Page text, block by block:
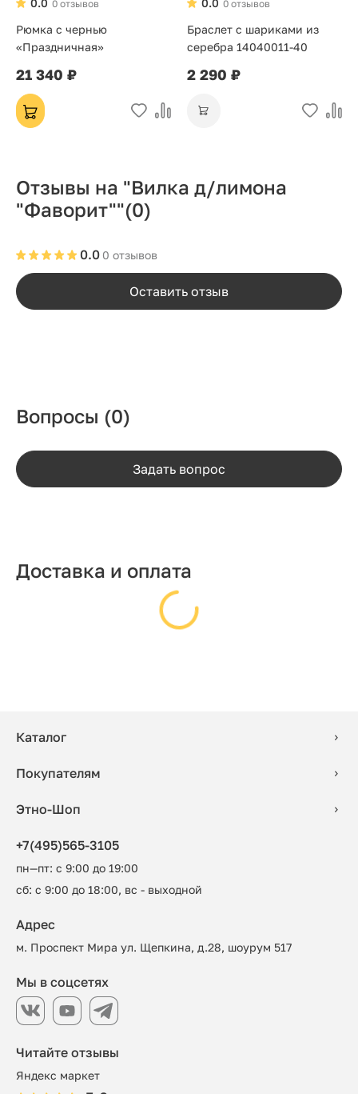
0 отзывов
0.0
Рюмка с чернью
«Праздничная»
21 340 ₽
0 отзывов
0.0
Браслет с шариками из
серебра 14040011-40
2 290 ₽
Отзывы на "Вилка д/лимона
"Фаворит""(0)
0 отзывов
0.0
Оставить отзыв
Вопросы (0)
Задать вопрос
Доставка и оплата
Каталог
Покупателям
Этно-Шоп
+7(495)565-3105
пн—пт: с 9:00 до 19:00
сб: с 9:00 до 18:00, вс - выходной
Читайте отзывы
Яндекс маркет
Адрес
м. Проспект Мира ул. Щепкина, д.28, шоурум 517
Мы в соцсетях